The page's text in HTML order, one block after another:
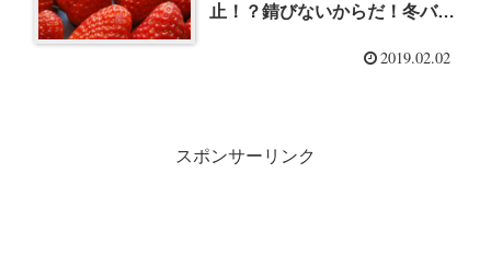
止！？錆びないからだ！冬バ
2019.02.02
スポンサーリンク